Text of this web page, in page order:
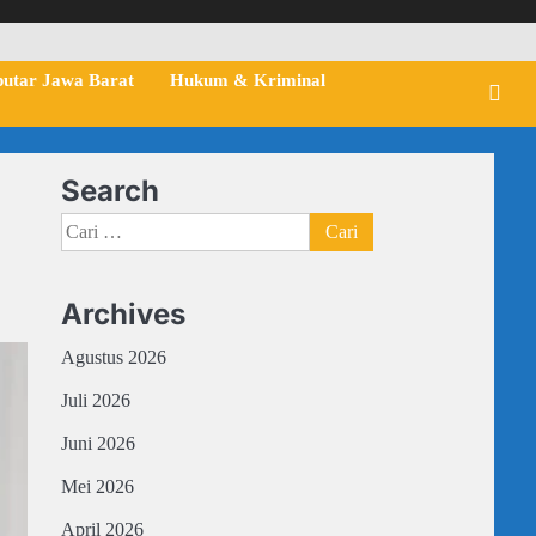
Jawa Barat Hukum & Kriminal
Search
Cari
untuk:
Archives
Agustus 2026
Juli 2026
Juni 2026
Mei 2026
April 2026